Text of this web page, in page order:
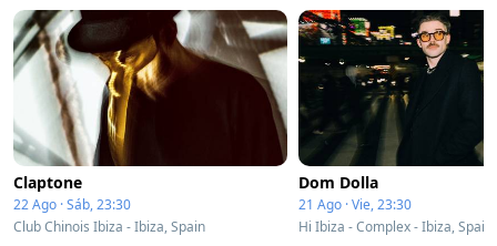
Claptone
22 Ago · Sáb, 23:30
Club Chinois Ibiza - Ibiza, Spain
Dom Dolla
21 Ago · Vie, 23:30
Hi Ibiza - Complex - Ibiza, Spain